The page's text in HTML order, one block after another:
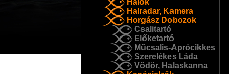
Hálók
Halradar, Kamera
Horgász Dobozok
Csalitartó
Előketartó
Műcsalis-Aprócikkes
Szerelékes Láda
Vödör, Halaskanna